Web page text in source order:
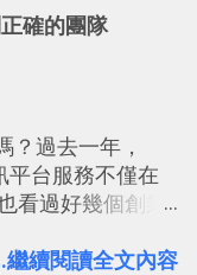
確的團隊
？過去一年，
平台服務不僅在
看過好幾個創業
魅力？它是不是
繼續閱讀全文內容